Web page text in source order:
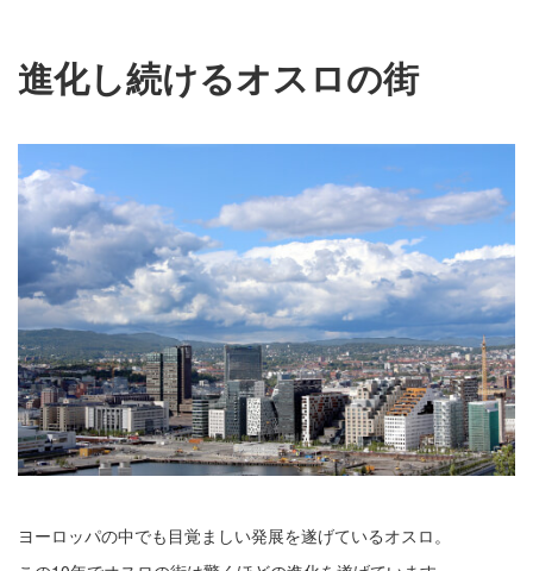
進化し続けるオスロの街
ヨーロッパの中でも目覚ましい発展を遂げているオスロ。